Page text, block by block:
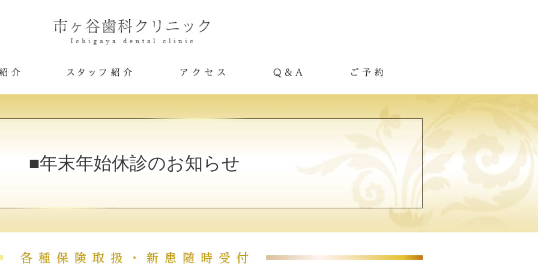
医院紹介 スタッフ紹介 アクセス Q&A ご予約
■年末年始休診のお知らせ